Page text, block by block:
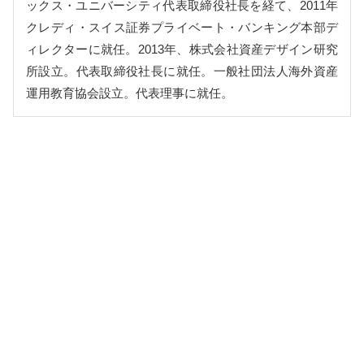
ックス・ユニバーシティ代表取締役社長を経て、2011年
クレディ・スイス証券プライベート・バンキング本部デ
ィレクターに就任。2013年、株式会社資産デザイン研究
所設立。代表取締役社長に就任。一般社団法人海外資産
運用教育協会設立。代表理事に就任。